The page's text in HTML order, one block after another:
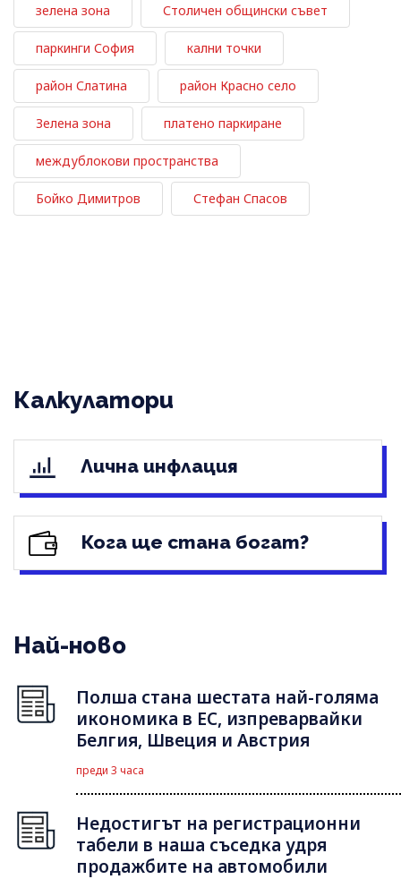
зелена зона Столичен общински съвет
паркинги София кални точки
район Слатина район Красно село
Зелена зона платено паркиране
междублокови пространства
Бойко Димитров Стефан Спасов
Калкулатори
Лична инфлация
Кога ще стана богат?
Най-ново
Полша стана шестата най-голяма
икономика в ЕС, изпреварвайки
Белгия, Швеция и Австрия
преди 3 часа
Недостигът на регистрационни
табели в наша съседка удря
продажбите на автомобили